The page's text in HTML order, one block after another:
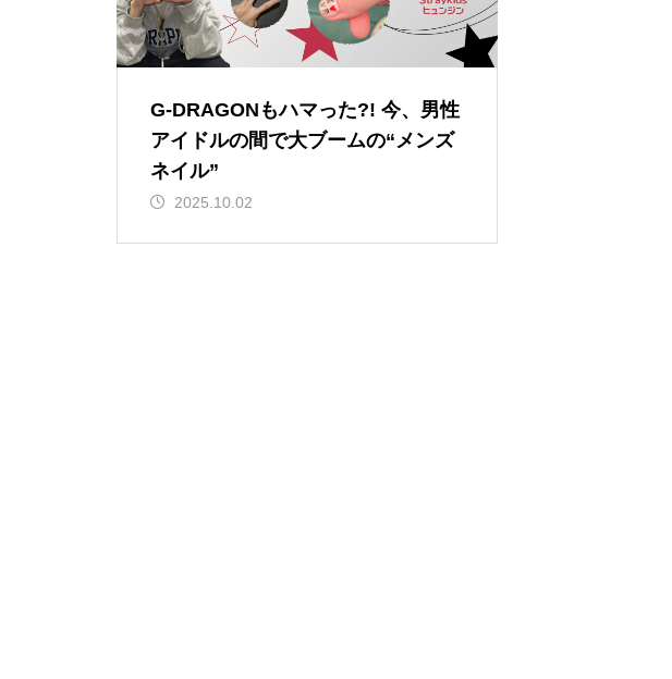
G-DRAGONもハマった?! 今、男性
アイドルの間で大ブームの“メンズ
ネイル”
2025.10.02